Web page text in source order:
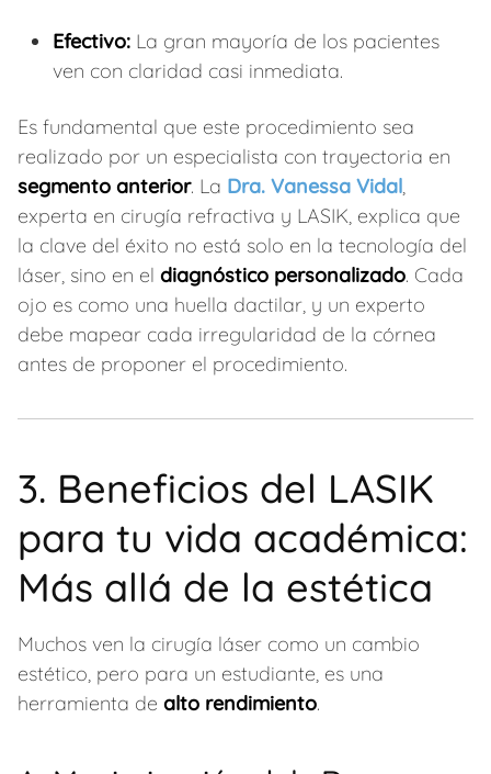
Efectivo: La gran mayoría de los pacientes
ven con claridad casi inmediata.
Es fundamental que este procedimiento sea
realizado por un especialista con trayectoria en
segmento anterior. La Dra. Vanessa Vidal,
experta en cirugía refractiva y LASIK, explica que
la clave del éxito no está solo en la tecnología del
láser, sino en el diagnóstico personalizado. Cada
ojo es como una huella dactilar, y un experto
debe mapear cada irregularidad de la córnea
antes de proponer el procedimiento.
3. Beneficios del LASIK
para tu vida académica:
Más allá de la estética
Muchos ven la cirugía láser como un cambio
estético, pero para un estudiante, es una
herramienta de alto rendimiento.